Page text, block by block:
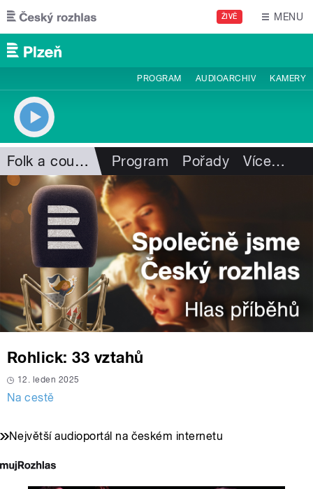
Přejít k hlavnímu obsahu
ŽIVĚ MENU
PROGRAM AUDIOARCHIV KAMERY
Folk a country Program Pořady Více…
Rohlick: 33 vztahů
12. leden 2025
Na cestě
Největší audioportál na českém internetu